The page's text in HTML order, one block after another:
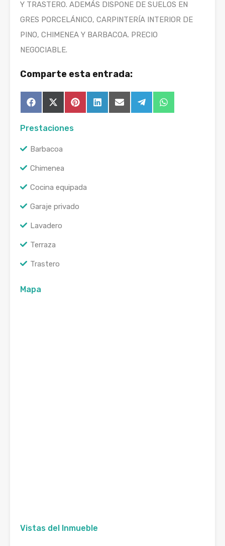
Y TRASTERO. ADEMÁS DISPONE DE SUELOS EN
GRES PORCELÁNICO, CARPINTERÍA INTERIOR DE
PINO, CHIMENEA Y BARBACOA. PRECIO
NEGOCIABLE.
Comparte esta entrada:
Compartir
en
FacebookCompartir
en
X
(Twitter)
Compartir
en
PinterestCompartir
en
LinkedInCompartir
en
Email Compartir
en
TelegramCompartir
en
WhatsApp
Prestaciones
Barbacoa
Chimenea
Cocina equipada
Garaje privado
Lavadero
Terraza
Trastero
Mapa
Vistas del Inmueble